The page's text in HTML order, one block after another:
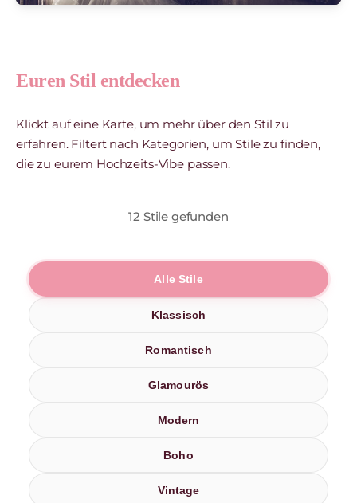
Euren Stil entdecken
Klickt auf eine Karte, um mehr über den Stil zu
erfahren. Filtert nach Kategorien, um Stile zu finden,
die zu eurem Hochzeits-Vibe passen.
12 Stile gefunden
Alle Stile
Klassisch
Romantisch
Glamourös
Modern
Boho
Vintage